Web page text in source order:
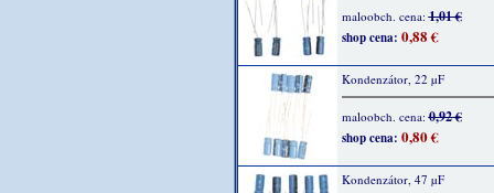
maloobch. cena:1,01 €
shop cena: 0,88 €
Kondenzátor, 22 µF
maloobch. cena:0,92 €
shop cena: 0,80 €
Kondenzátor, 47 µF